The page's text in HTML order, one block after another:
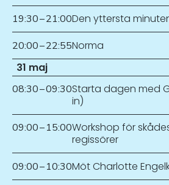
19:30–21:00Den yttersta
20:00–22:55Norma
31 maj
08:30–09:30Starta dagen med
in)
09:00–15:00Workshop för
regissörer
09:00–10:30Möt Charlotte